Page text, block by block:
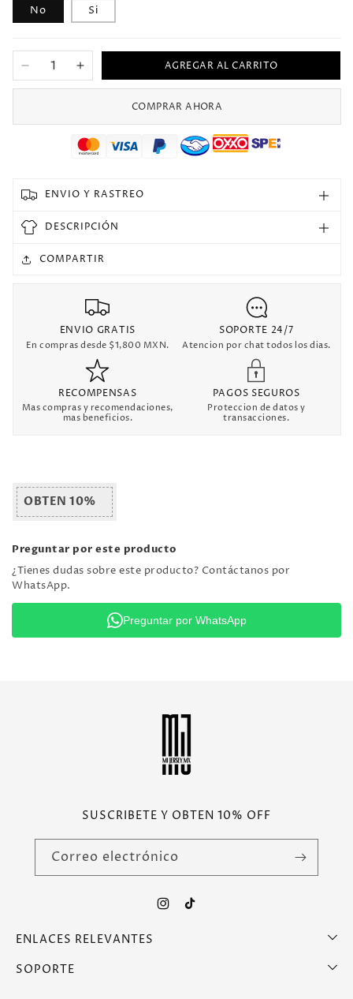
No Si
Reducir
cantidad
Jersey
Manchester
Visitante
Manga
corta
Versión
Fan
Aumentar
cantidad
Jersey
1998/99
Manchester
Visitante
corta
Fan
AGREGAR AL CARRITO
COMPRAR AHORA
ENVIO Y RASTREO
DESCRIPCIÓN
COMPARTIR
ENVIO GRATIS
En compras desde $1,800 MXN.
SOPORTE 24/7
Atencion por chat todos los dias.
RECOMPENSAS
Mas compras y recomendaciones,
mas beneficios.
PAGOS SEGUROS
Proteccion de datos y
transacciones.
OBTEN 10%
Preguntar por este producto
¿Tienes dudas sobre este producto? Contáctanos por
WhatsApp.
Preguntar por WhatsApp
SUSCRIBETE Y OBTEN 10% OFF
Correo electrónico
Instagram
TikTok
ENLACES RELEVANTES
SOPORTE